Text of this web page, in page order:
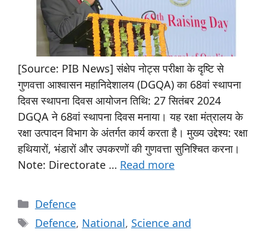
[Source: PIB News] संक्षेप नोट्स परीक्षा के दृष्टि से
गुणवत्ता आश्वासन महानिदेशालय (DGQA) का 68वां स्थापना
दिवस स्थापना दिवस आयोजन तिथि: 27 सितंबर 2024
DGQA ने 68वां स्थापना दिवस मनाया। यह रक्षा मंत्रालय के
रक्षा उत्पादन विभाग के अंतर्गत कार्य करता है। मुख्य उद्देश्य: रक्षा
हथियारों, भंडारों और उपकरणों की गुणवत्ता सुनिश्चित करना।
Note: Directorate … Read more
Defence
Defence, National, Science and